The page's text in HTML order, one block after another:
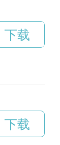
下载
下载